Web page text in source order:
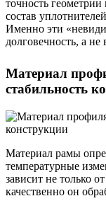
точность
состав
Именно эти
долговечность, а
Материал
стабильность
Материал рамы
температурные
зависит не только
качественно он